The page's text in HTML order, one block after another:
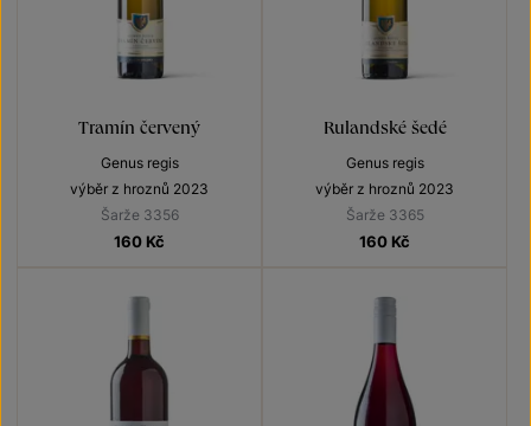
Tramín červený
Genus regis
výběr z hroznů 2023
Šarže 3356
160 Kč
Rulandské šedé
Genus regis
výběr z hroznů 2023
Šarže 3365
160 Kč